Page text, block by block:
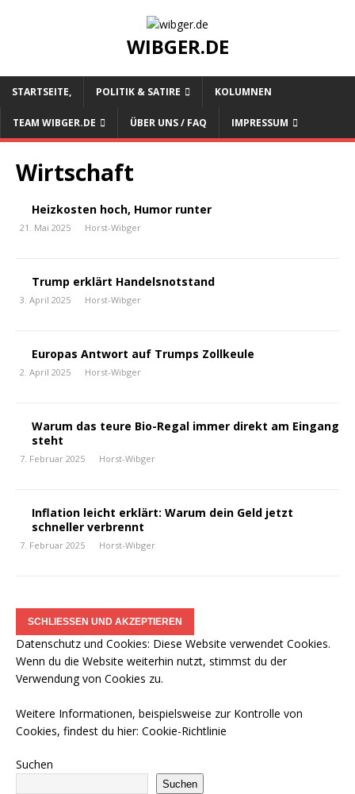
WIBGER.DE
STARTSEITE, POLITIK & SATIRE KOLUMNEN
TEAM WIBGER.DE ÜBER UNS / FAQ IMPRESSUM
Wirtschaft
Heizkosten hoch, Humor runter
21. Mai 2025 Horst-Wibger
Trump erklärt Handelsnotstand
3. April 2025 Horst-Wibger
Europas Antwort auf Trumps Zollkeule
2. April 2025 Horst-Wibger
Warum das teure Bio-Regal immer direkt am Eingang
steht
7. Februar 2025 Horst-Wibger
Inflation leicht erklärt: Warum dein Geld jetzt
schneller verbrennt
7. Februar 2025 Horst-Wibger
Datenschutz und Cookies: Diese Website verwendet Cookies.
Wenn du die Website weiterhin nutzt, stimmst du der
Verwendung von Cookies zu.
Weitere Informationen, beispielsweise zur Kontrolle von
Cookies, findest du hier: Cookie-Richtlinie
Suchen
Suchen